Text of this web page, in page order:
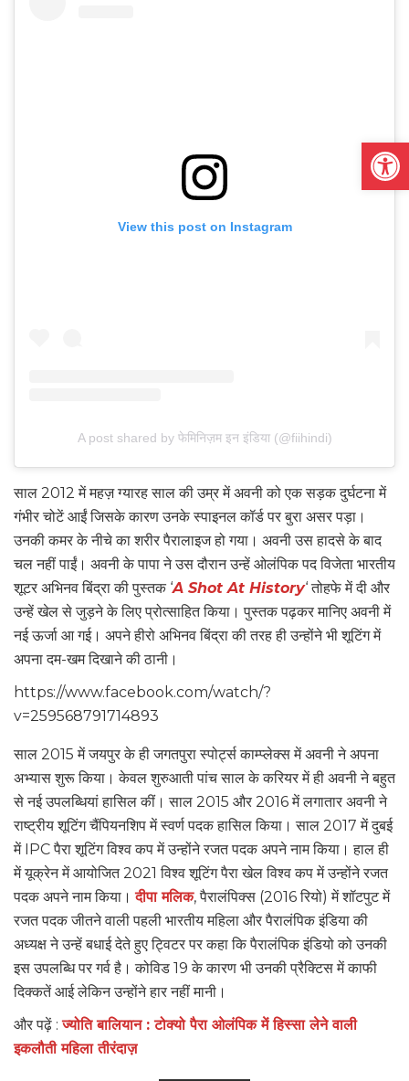
View this post on Instagram
A post shared by फेमिनिज़म इन इंडिया (@fiihindi)
साल 2012 में महज़ ग्यारह साल की उम्र में अवनी को एक सड़क दुर्घटना में
गंभीर चोटें आईं जिसके कारण उनके स्पाइनल कॉर्ड पर बुरा असर पड़ा।
उनकी कमर के नीचे का शरीर पैरालाइज हो गया। अवनी उस हादसे के बाद
चल नहीं पाईं। अवनी के पापा ने उस दौरान उन्हें ओलंपिक पद विजेता भारतीय
शूटर अभिनव बिंद्रा की पुस्तक ‘A Shot At History‘ तोहफे में दी और
उन्हें खेल से जुड़ने के लिए प्रोत्साहित किया। पुस्तक पढ़कर मानिए अवनी में
नई ऊर्जा आ गई। अपने हीरो अभिनव बिंद्रा की तरह ही उन्होंने भी शूटिंग में
अपना दम-खम दिखाने की ठानी।
https://www.facebook.com/watch/?
v=259568791714893
साल 2015 में जयपुर के ही जगतपुरा स्पोर्ट्स काम्प्लेक्स में अवनी ने अपना
अभ्यास शुरू किया। केवल शुरुआती पांच साल के करियर में ही अवनी ने बहुत
से नई उपलब्धियां हासिल कीं। साल 2015 और 2016 में लगातार अवनी ने
राष्ट्रीय शूटिंग चैंपियनशिप में स्वर्ण पदक हासिल किया। साल 2017 में दुबई
में IPC पैरा शूटिंग विश्व कप में उन्होंने रजत पदक अपने नाम किया। हाल ही
में यूक्रेन में आयोजित 2021 विश्व शूटिंग पैरा खेल विश्व कप में उन्होंने रजत
पदक अपने नाम किया।दीपा मलिक, पैरालंपिक्स (2016 रियो) में शॉटपुट में
रजत पदक जीतने वाली पहली भारतीय महिला और पैरालंपिक इंडिया की
अध्यक्ष ने उन्हें बधाई देते हुए ट्विटर पर कहा कि पैरालंपिक इंडियो को उनकी
इस उपलब्धि पर गर्व है। कोविड 19 के कारण भी उनकी प्रैक्टिस में काफी
दिक्कतें आई लेकिन उन्होंने हार नहीं मानी।
और पढ़ें :ज्योति बालियान : टोक्यो पैरा ओलंपिक में हिस्सा लेने वाली
इकलौती महिला तीरंदाज़